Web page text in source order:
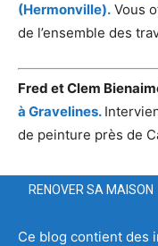
(Hermonville). Vous
de l’ensemble des
Fred et Clem
à Gravelines.
de peinture près de
RENOVER SA MAISON
Ce blog contient des